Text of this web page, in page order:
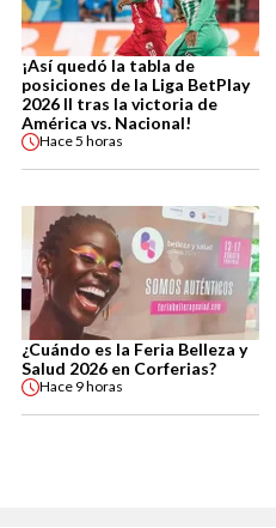
¡Así quedó la tabla de
posiciones de la Liga BetPlay
2026 II tras la victoria de
América vs. Nacional!
Hace5 horas
¿Cuándo es la Feria Belleza y
Salud 2026 en Corferias?
Hace 9 horas